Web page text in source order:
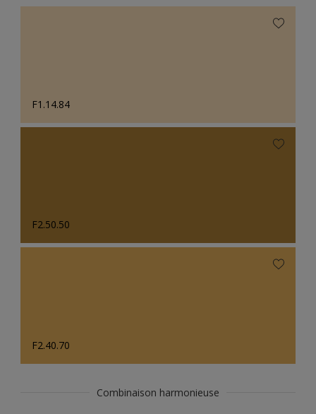
F1.14.84
F2.50.50
F2.40.70
Combinaison harmonieuse